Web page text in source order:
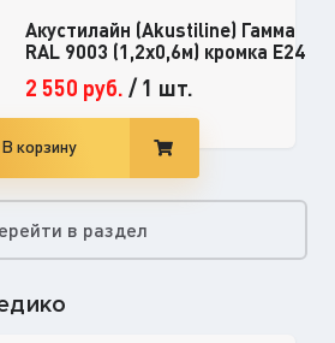
Акустилайн (Akustiline) Гамма
RAL 9003 (1,2x0,6м) кромка E24
2 550 руб. /1 шт.
В корзину
в раздел